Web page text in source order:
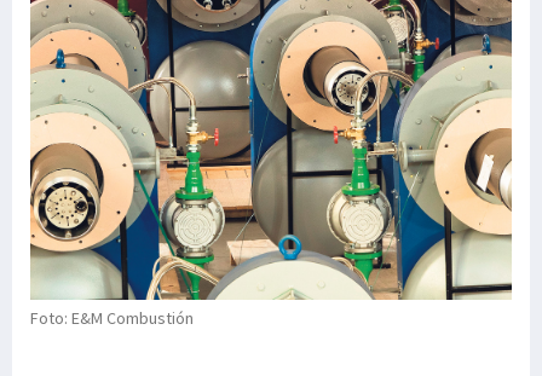
Foto: E&M Combustión